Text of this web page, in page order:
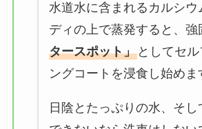
水道水に含まれるカルシウ
ディの上で蒸発すると、強
タースポット」としてセル
ングコートを浸食し始めま
日陰とたっぷりの水、そ